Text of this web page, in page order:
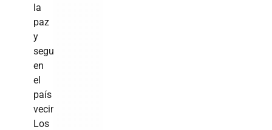
la
paz
y
seguridad
en
el
país
vecino.
Los